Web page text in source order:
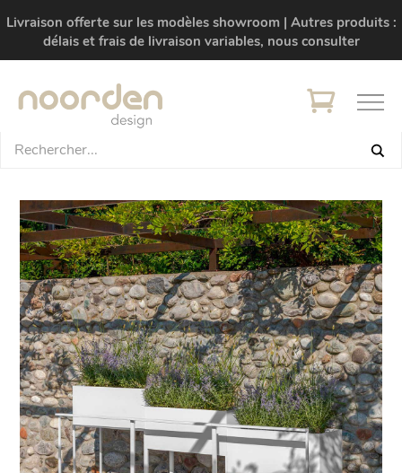
Livraison offerte sur les modèles showroom | Autres produits :
délais et frais de livraison variables, nous consulter
+